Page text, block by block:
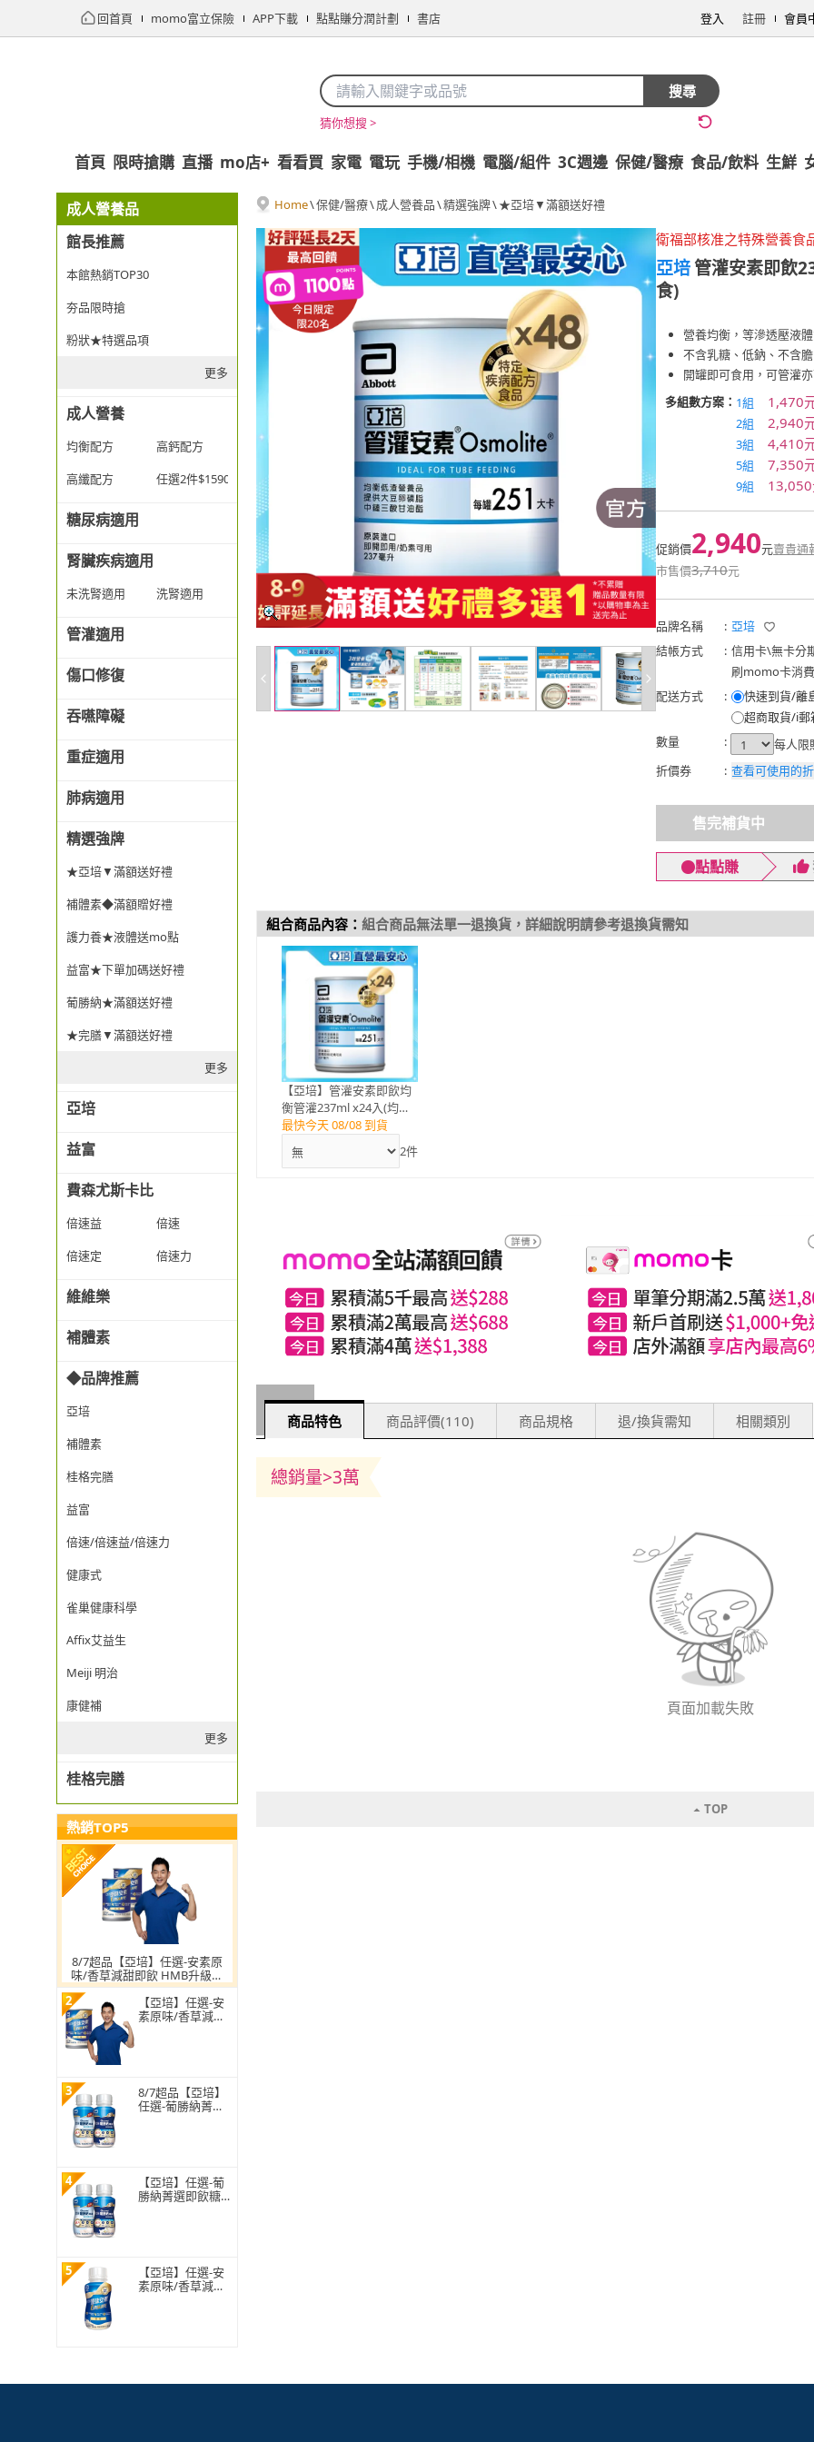
回首頁 momo富立保險 APP下載 點點賺分潤計劃 書店 登入 註冊 會員
搜尋
猜你想搜 >
首頁 限時搶購 直播 mo店+ 看看買 家電 電玩 手機/相機 電腦/組件 3C週邊 保健/醫療 食品/飲料 生鮮
成人營養品
館長推薦
本館熱銷TOP30
夯品限時搶
粉狀★特選品項
更多
成人營養
均衡配方
高鈣配方
高纖配方
任選2件$1590
糖尿病適用
腎臟疾病適用
未洗腎適用 洗腎適用
管灌適用
傷口修復
吞嚥障礙
重症適用
肺病適用
精選強牌
★亞培▼滿額送好禮
補體素◆滿額贈好禮
護力養★液體送mo點
益富★下單加碼送好禮
葡勝納★滿額送好禮
★完膳▼滿額送好禮
更多
亞培
益富
費森尤斯卡比
倍速益
倍速
倍速定
倍速力
維維樂
補體素
◆品牌推薦
亞培
補體素
桂格完膳
益富
倍速/倍速益/倍速力
健康式
雀巢健康科學
Affix艾益生
Meiji 明治
康健補
更多
桂格完膳
熱銷TOP5
8/7超品【亞培】任選-安素原
味/香草減甜即飲 HMB升級配
方237ml x30入x2箱(HMB、
三重優蛋白、任賢齊代言)
2
【亞培】任選-安
素原味/香草減甜
3
8/7超品【亞培】
任選-葡勝納菁選
4
【亞培】任選-葡
勝納菁選即飲糖尿
5
【亞培】任選-安
素原味/香草減甜
Home\保健/醫療\成人營養品\精選強牌\★亞培▼滿額送好禮
衛福部核准之特殊營養食
亞培管灌安素即飲
食)
營養均衡，等滲透壓液
不含乳糖、低鈉、不含
開罐即可食用，可管灌
多組數方案： 1組 1,470
2組 2,940
3組 4,410
5組 7,350
9組
促銷價2,940元賣貴通
市售價3,710元
品牌名稱 : 亞培
結帳方式
: 信用卡\無卡分
刷momo卡消
配送方式
:
快速到貨/離
超商取貨/i郵
數量
:
每人限
折價券
: 查看可使用的
售完補貨中
點點賺
組合商品內容： 組合商品無法單一退換貨，詳細說明請參考退換貨需知
【亞培】管灌安素即飲均
衡管灌237ml x24入(均衡
營養、零乳糖、低渣飲食)
最快今天 08/08 到貨
2件
商品特色 商品評價(110) 商品規格 退/換貨需知 相關類別
總銷量>3萬
頁面加載失敗
TOP